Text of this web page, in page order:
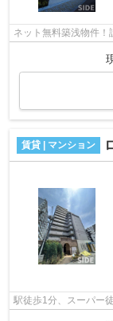
ネット無料築浅物件！
賃貸 | マンション
駅徒歩1分、スーパー